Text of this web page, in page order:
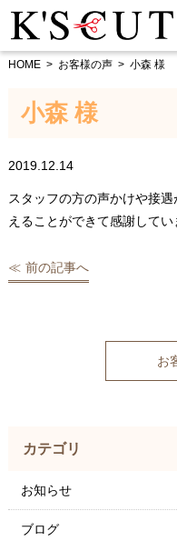
HOME お客様の声 小森 様
小森 様
2019.12.14
スタッフの方の声かけや接
えることができて感謝して
前の記事へ
お
カテゴリ
お知らせ
ブログ